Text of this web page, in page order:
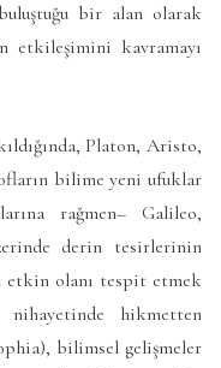
bir alan olarak
etkileşimini kavramayı
Platon, Aristo,
bilime yeni ufuklar
rağmen– Galileo,
derin tesirlerinin
etkin olanı tespit etmek
hikmetten
bilimsel gelişmeler